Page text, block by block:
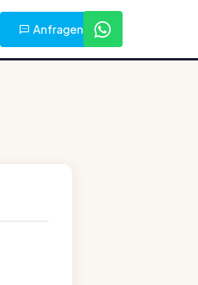
Anfragen